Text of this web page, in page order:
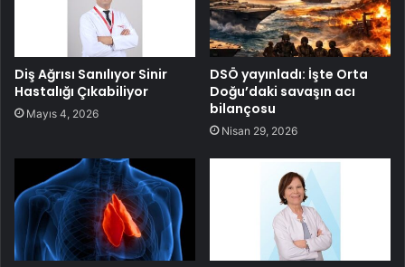
Diş Ağrısı Sanılıyor Sinir
Hastalığı Çıkabiliyor
Mayıs 4, 2026
DSÖ yayınladı: İşte Orta
Doğu’daki savaşın acı
bilançosu
Nisan 29, 2026